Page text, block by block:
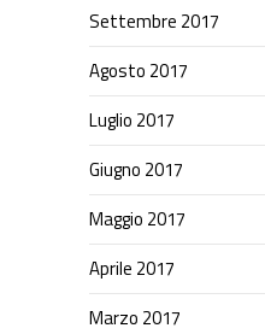
Settembre 2017
Agosto 2017
Luglio 2017
Giugno 2017
Maggio 2017
Aprile 2017
Marzo 2017